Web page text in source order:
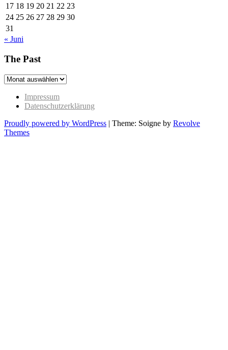
17 18 19 20 21 22 23
24 25 26 27 28 29 30
31
« Juni
The Past
The
Impressum
Datenschutzerklärung
Proudly powered by WordPress | Theme: Soigne by Revolve
Themes